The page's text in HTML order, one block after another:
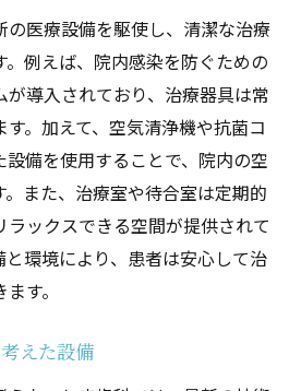
の医療設備を駆使し、清潔な治療
例えば、院内感染を防ぐための
導入されており、治療器具は常
。加えて、空気清浄機や抗菌コ
備を使用することで、院内の空
また、治療室や待合室は定期的
ラックスできる空間が提供されて
と環境により、患者は安心して治
す。
えた設備